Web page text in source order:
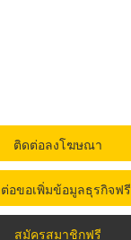
ติดต่อลงโฆษณา
อขอเพิ่มข้อมูลธุรกิจฟรี
สมัครสมาชิกฟรี